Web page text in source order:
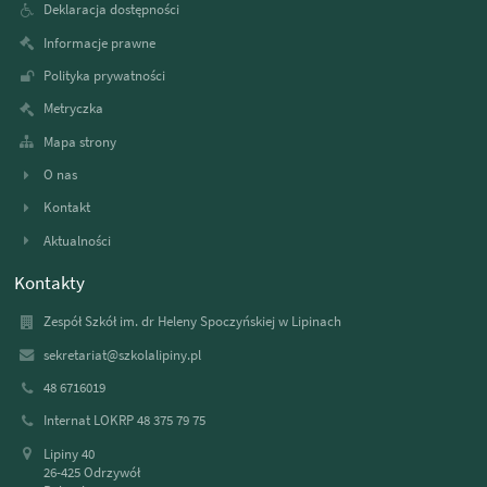
Deklaracja dostępności
Informacje prawne
Polityka prywatności
Metryczka
Mapa strony
O nas
Kontakt
Aktualności
Kontakty
Zespół Szkół im. dr Heleny Spoczyńskiej w Lipinach
sekretariat@szkolalipiny.pl
48 6716019
Internat LOKRP 48 375 79 75
Lipiny 40
26-425 Odrzywół